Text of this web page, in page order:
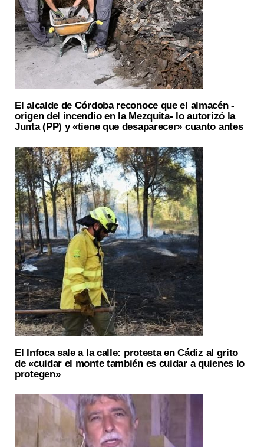
El alcalde de Córdoba reconoce que el almacén -
origen del incendio en la Mezquita- lo autorizó la
Junta (PP) y «tiene que desaparecer» cuanto antes
El Infoca sale a la calle: protesta en Cádiz al grito
de «cuidar el monte también es cuidar a quienes lo
protegen»